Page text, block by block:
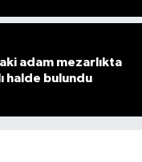
adam mezarlıkta
halde bulundu